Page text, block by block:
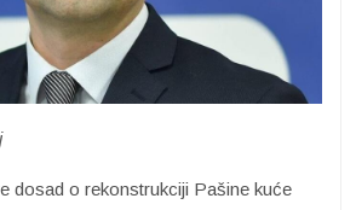
dosad o rekonstrukciji Pašine kuće